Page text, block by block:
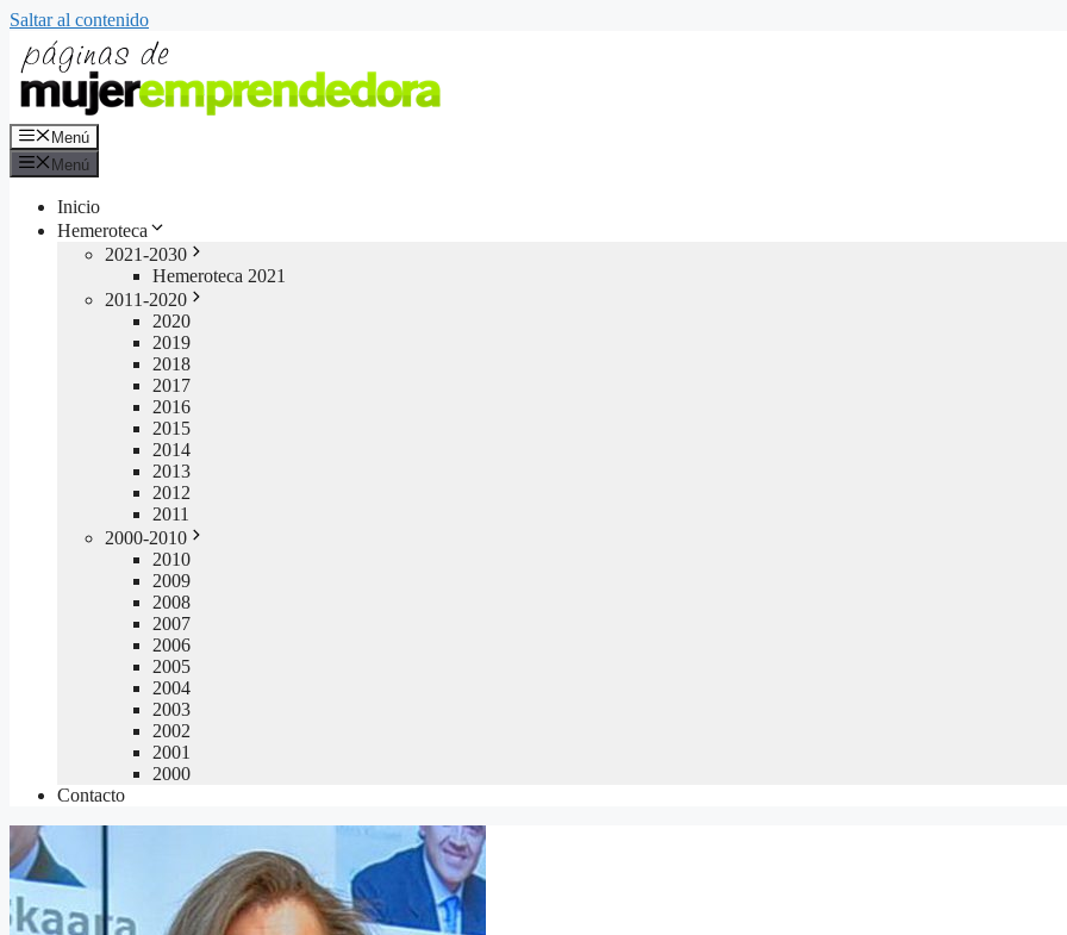
Saltar al contenido
Menú
Menú
Inicio
Hemeroteca
2021-2030
Hemeroteca 2021
2011-2020
2020
2019
2018
2017
2016
2015
2014
2013
2012
2011
2000-2010
2010
2009
2008
2007
2006
2005
2004
2003
2002
2001
2000
Contacto